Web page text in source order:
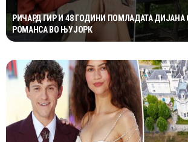
РИЧАРД ГИР И 48 ГОДИНИ ПОМЛАДАТА ДИЈАНА
РОМАНСА ВО ЊУЈОРК